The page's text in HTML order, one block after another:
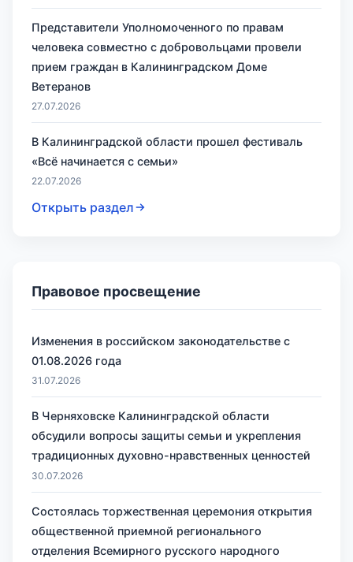
Представители Уполномоченного по правам
человека совместно с добровольцами провели
прием граждан в Калининградском Доме
Ветеранов
27.07.2026
В Калининградской области прошел фестиваль
«Всё начинается с семьи»
22.07.2026
Открыть раздел
Правовое просвещение
Изменения в российском законодательстве с
01.08.2026 года
31.07.2026
В Черняховске Калининградской области
обсудили вопросы защиты семьи и укрепления
традиционных духовно-нравственных ценностей
30.07.2026
Состоялась торжественная церемония открытия
общественной приемной регионального
отделения Всемирного русского народного